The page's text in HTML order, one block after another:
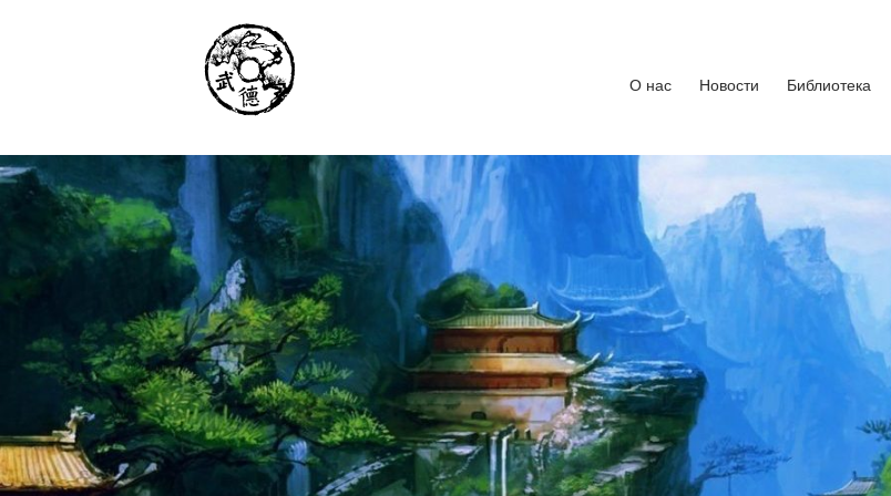
Институт Исследования Внутреннего Искусства
Школа тайцзи-цюань стиля Чэнь, Петербург. Руководитель Андрей Середняков.
О нас Новости Библиотека